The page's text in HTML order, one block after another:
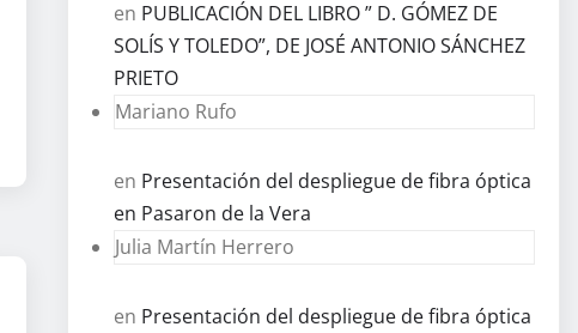
en PUBLICACIÓN DEL LIBRO ” D. GÓMEZ DE
SOLÍS Y TOLEDO”, DE JOSÉ ANTONIO SÁNCHEZ
PRIETO
Mariano Rufo
en Presentación del despliegue de fibra óptica
en Pasaron de la Vera
Julia Martín Herrero
en Presentación del despliegue de fibra óptica